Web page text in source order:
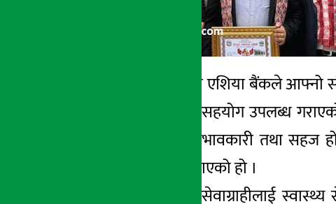
काठमाडौँ । एनआईसी एशिया बैंकले आफ्नो
तथा अन्य सामग्रीहरु सहयोग उपलब्ध
चौकीको सेवा अझ प्रभावकारी तथा सहज
सामग्रीहरु उपलब्ध गराएको हो ।
दैनिकरुपमा स्थानीय सेवाग्राहीलाई